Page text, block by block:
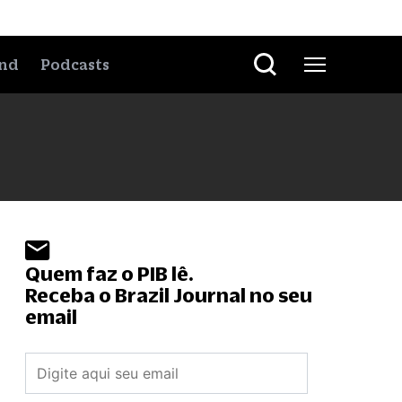
Podcasts
Quem faz o PIB lê.
Receba o Brazil Journal no seu
email